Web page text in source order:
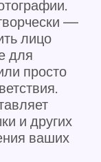
—
лицо
для
просто
и других
ваших